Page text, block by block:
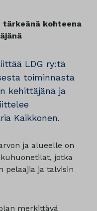
tärkeänä kohteena
LDG ry:tä
toiminnasta
kehittäjänä ja
Kaikkonen.
ja alueelle on
jotka
pelaajia ja talvisin
merkittävä